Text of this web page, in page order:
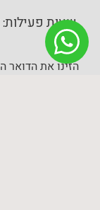
שעות פעילות: